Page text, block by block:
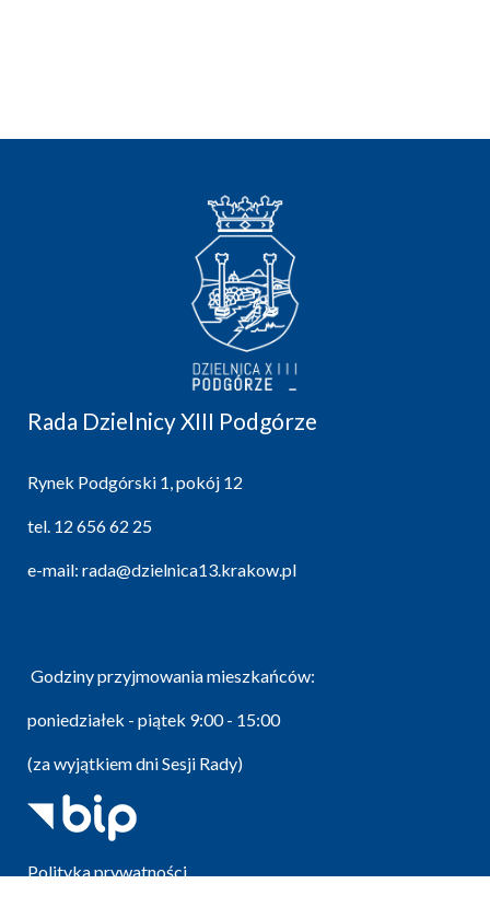
Rada Dzielnicy XIII Podgórze
Rynek Podgórski 1, pokój 12
tel. 12 656 62 25
e-mail: rada@dzielnica13.krakow.pl
Godziny przyjmowania mieszkańców:
poniedziałek - piątek 9:00 - 15:00
(za wyjątkiem dni Sesji Rady)
Polityka prywatności